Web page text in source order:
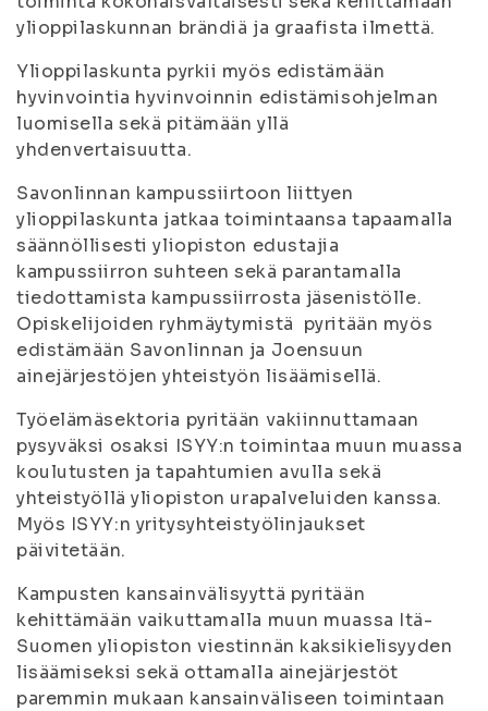
ylioppilaskunnan brändiä ja graafista ilmettä.
Ylioppilaskunta pyrkii myös edistämään
hyvinvointia hyvinvoinnin edistämisohjelman
luomisella sekä pitämään yllä
yhdenvertaisuutta.
Savonlinnan kampussiirtoon liittyen
ylioppilaskunta jatkaa toimintaansa tapaamalla
säännöllisesti yliopiston edustajia
kampussiirron suhteen sekä parantamalla
tiedottamista kampussiirrosta jäsenistölle.
Opiskelijoiden ryhmäytymistä pyritään myös
edistämään Savonlinnan ja Joensuun
ainejärjestöjen yhteistyön lisäämisellä.
Työelämäsektoria pyritään vakiinnuttamaan
pysyväksi osaksi ISYY:n toimintaa muun muassa
koulutusten ja tapahtumien avulla sekä
yhteistyöllä yliopiston urapalveluiden kanssa.
Myös ISYY:n yritysyhteistyölinjaukset
päivitetään.
Kampusten kansainvälisyyttä pyritään
kehittämään vaikuttamalla muun muassa Itä-
Suomen yliopiston viestinnän kaksikielisyyden
lisäämiseksi sekä ottamalla ainejärjestöt
paremmin mukaan kansainväliseen toimintaan